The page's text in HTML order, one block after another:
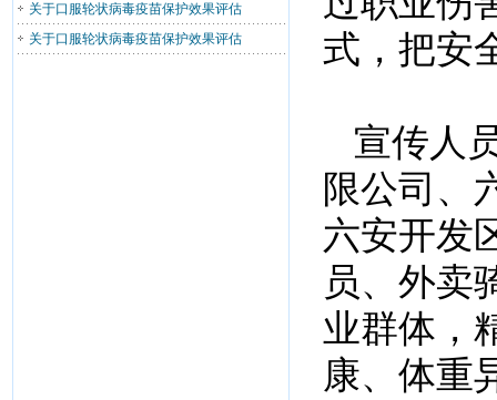
关于口服轮状病毒疫苗保护效果评估
关于口服轮状病毒疫苗保护效果评估
式，把安
宣传人
限公司、
六安开发
员、外卖
业群体，
康、体重